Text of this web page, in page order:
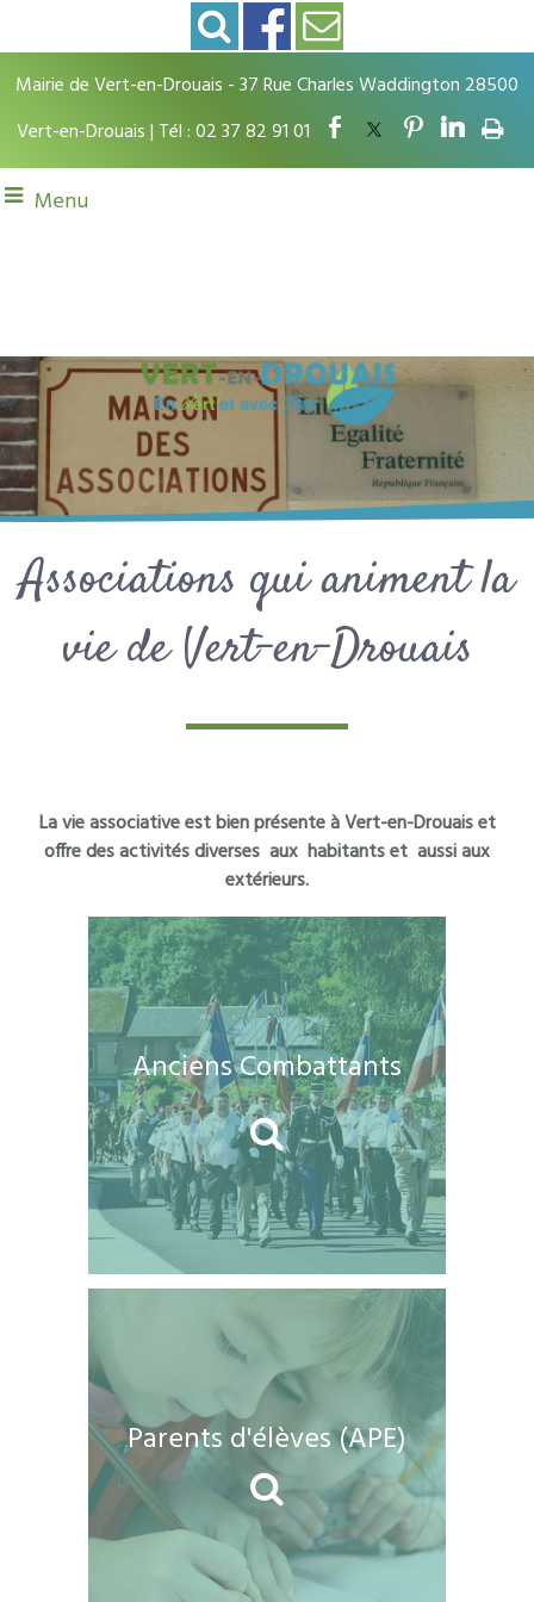
Mairie de Vert-en-Drouais - 37 Rue Charles Waddington 28500
Vert-en-Drouais | Tél : 02 37 82 91 01
Menu
Associations qui animent la
vie de Vert-en-Drouais
La vie associative est bien présente à Vert-en-Drouais et
offre des activités diverses aux habitants et aussi aux
extérieurs.
Anciens Combattants
Parents d'élèves (APE)